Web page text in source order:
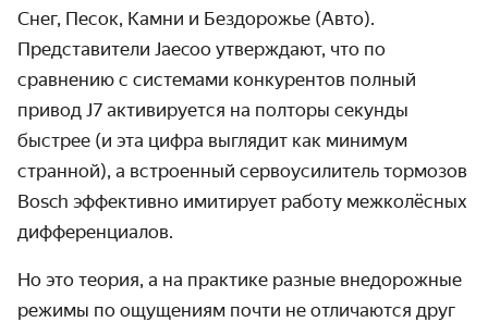
Снег, Песок, Камни и Бездорожье (Авто).
Представители Jaecoo утверждают, что по
сравнению с системами конкурентов полный
привод J7 активируется на полторы секунды
быстрее (и эта цифра выглядит как минимум
странной), а встроенный сервоусилитель тормозов
Bosch эффективно имитирует работу межколёсных
дифференциалов.
Но это теория, а на практике разные внедорожные
режимы по ощущениям почти не отличаются друг